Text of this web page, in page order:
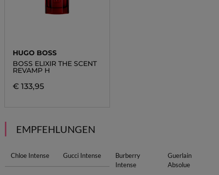
HUGO BOSS
BOSS ELIXIR THE SCENT
REVAMP H
€ 133,95
EMPFEHLUNGEN
Chloe Intense Gucci Intense
Burberry
Intense
Guerlain
Absolue